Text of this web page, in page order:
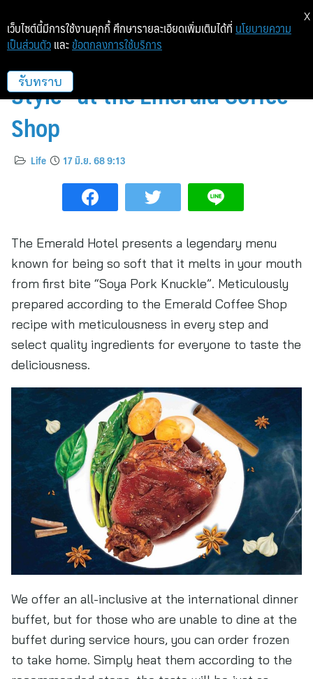
“Soya Pork Knuckle Frozen
Style” at the Emerald Coffee
Shop
Life 17 มิ.ย. 68 9:13
The Emerald Hotel presents a legendary menu
known for being so soft that it melts in your mouth
from first bite “Soya Pork Knuckle”. Meticulously
prepared according to the Emerald Coffee Shop
recipe with meticulousness in every step and
select quality ingredients for everyone to taste the
deliciousness.
We offer an all-inclusive at the international dinner
buffet, but for those who are unable to dine at the
buffet during service hours, you can order frozen
to take home. Simply heat them according to the
เว็บไซต์นี้มีการใช้งานคุกกี้ ศึกษารายละเอียดเพิ่มเติมได้ที่ นโยบายความ
เป็นส่วนตัว และ ข้อตกลงการใช้บริการ
รับทราบ
X